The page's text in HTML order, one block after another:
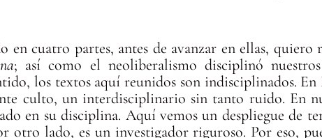
en cuatro partes, antes de avanzar en ellas,
; así como el neoliberalismo disciplinó
los textos aquí reunidos son indisciplinados.
culto, un interdisciplinario sin tanto ruido. En
en su disciplina. Aquí vemos un despliegue de
otro lado, es un investigador riguroso. Por eso,